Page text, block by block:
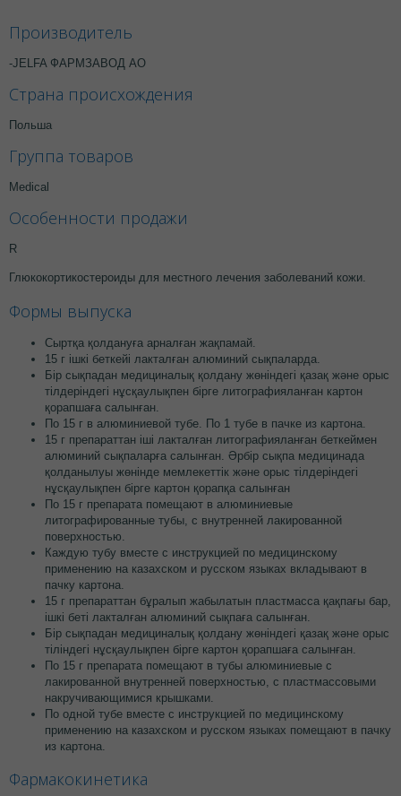
Производитель
-JELFA ФАРМЗАВОД АО
Страна происхождения
Польша
Группа товаров
Medical
Особенности продажи
R
Глюкокортикостероиды для местного лечения заболеваний кожи.
Формы выпуска
Сыртқа қолдануға арналған жақпамай.
15 г ішкі беткейі лакталған алюминий сықпаларда.
Бір сықпадан медициналық қолдану жөніндегі қазақ және орыс
тілдеріндегі нұсқаулықпен бірге литографияланған картон
қорапшаға салынған.
По 15 г в алюминиевой тубе. По 1 тубе в пачке из картона.
15 г препараттан іші лакталған литографияланған беткеймен
алюминий сықпаларға салынған. Әрбір сықпа медицинада
қолданылуы жөнінде мемлекеттік және орыс тілдеріндегі
нұсқаулықпен бірге картон қорапқа салынған
По 15 г препарата помещают в алюминиевые
литографированные тубы, с внутренней лакированной
поверхностью.
Каждую тубу вместе с инструкцией по медицинскому
применению на казахском и русском языках вкладывают в
пачку картона.
15 г препараттан бұралып жабылатын пластмасса қақпағы бар,
ішкі беті лакталған алюминий сықпаға салынған.
Бір сықпадан медициналық қолдану жөніндегі қазақ және орыс
тіліндегі нұсқаулықпен бірге картон қорапшаға салынған.
По 15 г препарата помещают в тубы алюминиевые с
лакированной внутренней поверхностью, с пластмассовыми
накручивающимися крышками.
По одной тубе вместе с инструкцией по медицинскому
применению на казахском и русском языках помещают в пачку
из картона.
Фармакокинетика